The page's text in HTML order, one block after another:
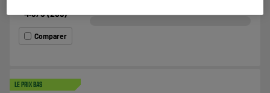
4.3/5(289)
Comparer
LE PRIX BAS